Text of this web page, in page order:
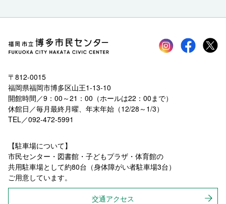
Instagramfacebook
〒812-0015
福岡県福岡市博多区山王1-13-10
開館時間／9：00～21：00（ホールは22：00まで）
休館日／毎月最終月曜、年末年始（12/28～1/3）
TEL／092-472-5991
【駐車場について】
市民センター・図書館・子どもプラザ・体育館の
共用駐車場として約80台（身体障がい者駐車場3台）
ご用意しています。
交通アクセス